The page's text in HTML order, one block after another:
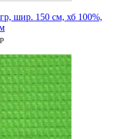
шир. 150 см, хб 100%,